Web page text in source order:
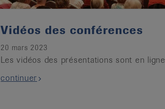
Vidéos des conférences
20 mars 2023
Les vidéos des présentations sont en ligne
continuer